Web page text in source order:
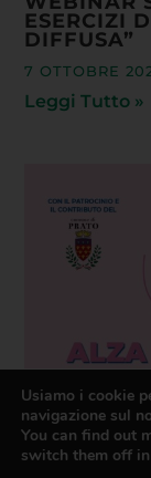
ESERCIZI
DIFFUSA”
7 OTTOBRE
Leggi Tutto »
Ottobre
per il
Usiamo i cookie
navigazione sul
You can find out
switch them off in